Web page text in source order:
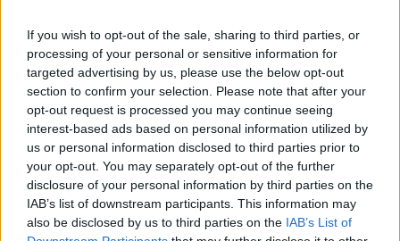
If you wish to opt-out of the sale, sharing to third parties, or
processing of your personal or sensitive information for
targeted advertising by us, please use the below opt-out
section to confirm your selection. Please note that after your
opt-out request is processed you may continue seeing
interest-based ads based on personal information utilized by
us or personal information disclosed to third parties prior to
your opt-out. You may separately opt-out of the further
disclosure of your personal information by third parties on the
IAB’s list of downstream participants. This information may
also be disclosed by us to third parties on the IAB’s List of
Εξοικονομώ - Επιχειρώ: Παράταση έως τις 30
Νοεμβρίου για περισσότερες από 400
επιχειρήσεις
Μετά την επιτυχία των καθαρών οικοπέδων, ας
τολμήσουμε τα «καθαρά χωράφια» και
μεταρρύθμιση της γης στην Ελλάδα